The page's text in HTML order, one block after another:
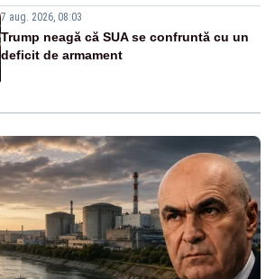
7 aug. 2026, 08:03
Trump neagă că SUA se confruntă cu un
deficit de armament